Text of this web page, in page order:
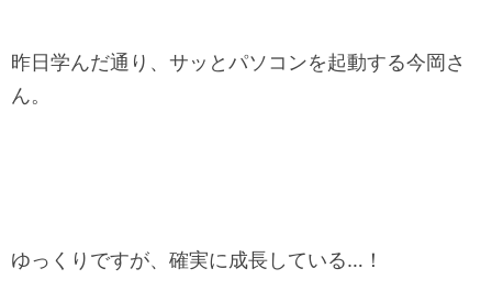
昨日学んだ通り、サッとパソコンを起動する今岡さ
ん。
ゆっくりですが、確実に成長している…！